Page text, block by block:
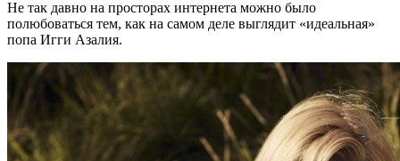
Не так давно на просторах интернета можно было
полюбоваться тем, как на самом деле выглядит «идеальная»
попа Игги Азалия.